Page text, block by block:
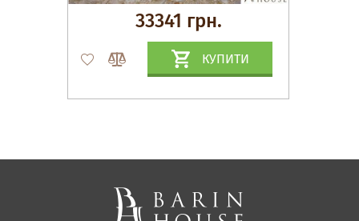
33341 грн.
КУПИТИ
Спальні, Ліжка
Корпусні меблі